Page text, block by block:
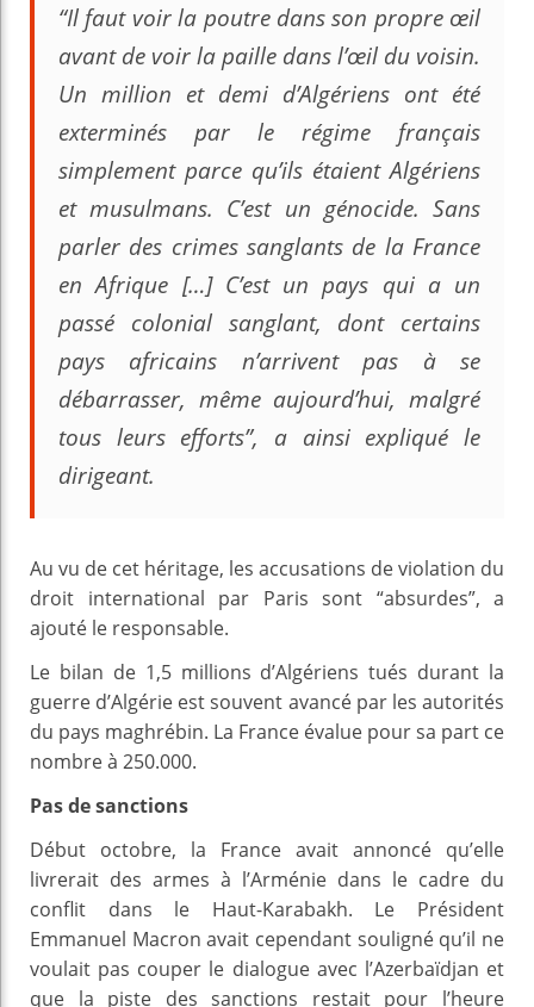
“Il faut voir la poutre dans son propre œil
avant de voir la paille dans l’œil du voisin.
Un million et demi d’Algériens ont été
exterminés par le régime français
simplement parce qu’ils étaient Algériens
et musulmans. C’est un génocide. Sans
parler des crimes sanglants de la France
en Afrique […] C’est un pays qui a un
passé colonial sanglant, dont certains
pays africains n’arrivent pas à se
débarrasser, même aujourd’hui, malgré
tous leurs efforts”, a ainsi expliqué le
dirigeant.
Au vu de cet héritage, les accusations de violation du
droit international par Paris sont “absurdes”, a
ajouté le responsable.
Le bilan de 1,5 millions d’Algériens tués durant la
guerre d’Algérie est souvent avancé par les autorités
du pays maghrébin. La France évalue pour sa part ce
nombre à 250.000.
Pas de sanctions
Début octobre, la France avait annoncé qu’elle
livrerait des armes à l’Arménie dans le cadre du
conflit dans le Haut-Karabakh. Le Président
Emmanuel Macron avait cependant souligné qu’il ne
voulait pas couper le dialogue avec l’Azerbaïdjan et
que la piste des sanctions restait pour l’heure